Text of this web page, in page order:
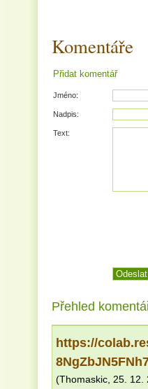
Komentáře
Přidat komentář
Jméno:
Nadpis:
Text:
Přehled
https://
(Thomaskic 25. 12.